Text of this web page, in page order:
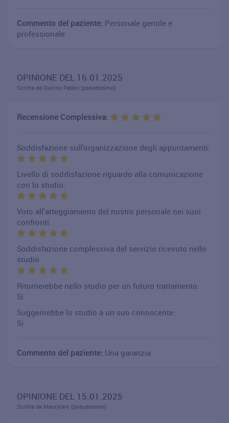
Commento del paziente: Personale gentile e
professionale
OPINIONE DEL 16.01.2025
Scritta da Quirino Fabbri (pseudonimo)
Recensione Complessiva:
Soddisfazione sull'organizzazione degli appuntamenti:
Livello di soddisfazione riguardo alla comunicazione
con lo studio:
Voto all'atteggiamento del nostro personale nei suoi
confronti:
Soddisfazione complessiva del servizio ricevuto nello
studio
Ritornerebbe nello studio per un futuro trattamento:
Si
Suggerirebbe lo studio a un suo conoscente:
Si
Commento del paziente: Una garanzia
OPINIONE DEL 15.01.2025
Scritta da Maurylary (pseudonimo)